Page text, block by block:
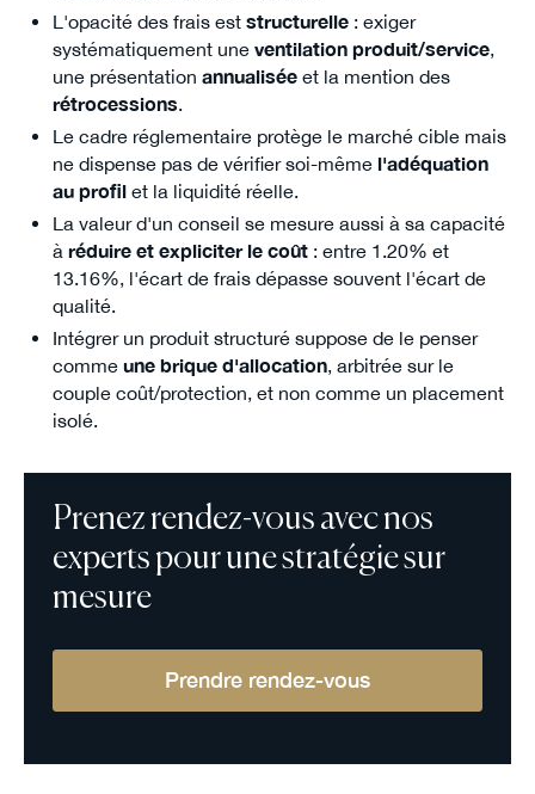
L'opacité des frais est structurelle: exiger
systématiquement une ventilation produit/service,
une présentation annualiséeet la mention des
rétrocessions.
Le cadre réglementaire protège le marché cible mais
ne dispense pas de vérifier soi-même l'adéquation
au profilet la liquidité réelle.
La valeur d'un conseil se mesure aussi à sa capacité
à réduire et expliciter le coût: entre 1.20% et
13.16%, l'écart de frais dépasse souvent l'écart de
qualité.
Intégrer un produit structuré suppose de le penser
comme une brique d'allocation, arbitrée sur le
couple coût/protection, et non comme un placement
isolé.
Prenez rendez-vous avec nos
experts pour une stratégie sur
mesure
Prendre rendez-vous